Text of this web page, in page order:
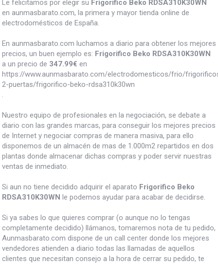
Le felicitamos por elegir su Frigorifico Beko RDSA310K30WN
en aunmasbarato.com, la primera y mayor tienda online de
electrodomésticos de España.
En aunmasbarato.com luchamos a diario para obtener los mejores
precios, un buen ejemplo es: Frigorifico Beko RDSA310K30WN
a un precio de 347.99€ en
https://www.aunmasbarato.com/electrodomesticos/frio/
2-puertas/frigorifico-beko-rdsa310k30wn
.
Nuestro equipo de profesionales en la negociación, se debate a
diario con las grandes marcas, para conseguir los mejores precios
de Internet y negociar compras de manera masiva, para ello
disponemos de un almacén de mas de 1.000m2 repartidos en dos
plantas donde almacenar dichas compras y poder servir nuestras
ventas de inmediato.
Si aun no tiene decidido adquirir el aparato Frigorifico Beko
RDSA310K30WN le podemos ayudar para acabar de decidirse.
Si ya sabes lo que quieres comprar (o aunque no lo tengas
completamente decidido) llámanos, tomaremos nota de tu pedido,
Aunmasbarato.com dispone de un call center donde los mejores
vendedores atienden a diario todas las llamadas de aquellos
clientes que necesitan consejo a la hora de cerrar su pedido, te